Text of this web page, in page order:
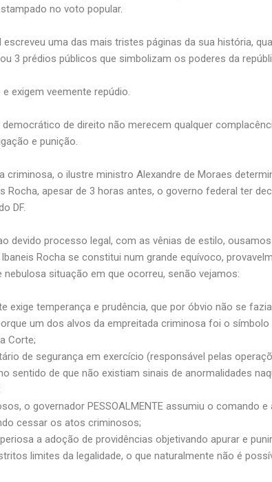
no voto popular.
uma das mais tristes páginas da sua história,
3 prédios públicos que simbolizam os poderes da
exigem veemente repúdio.
de direito não merecem qualquer
e punição.
criminosa, o ilustre ministro Alexandre de Moraes
Rocha, apesar de 3 horas antes, o governo federal ter
DF.
devido processo legal, com as vênias de estilo,
Rocha se constitui num grande equívoco,
situação em que ocorreu, senão vejamos:
exige temperança e prudência, que por óbvio não se
um dos alvos da empreitada criminosa foi o símbolo
Corte;
de segurança em exercício (responsável pelas
sentido de que não existiam sinais de anormalidades
o governador PESSOALMENTE assumiu o comando e
cessar os atos criminosos;
a adoção de providências objetivando apurar e
limites da legalidade, o que naturalmente não é